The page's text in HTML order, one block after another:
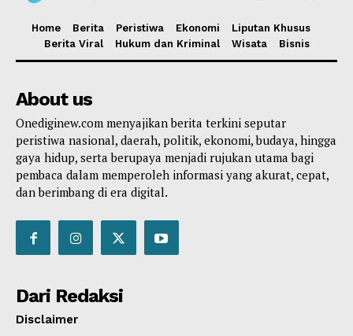
Home Berita Peristiwa Ekonomi
Liputan Khusus
Berita Viral
Hukum dan Kriminal Wisata Bisnis
About us
Onediginew.com menyajikan berita terkini seputar
peristiwa nasional, daerah, politik, ekonomi, budaya, hingga
gaya hidup, serta berupaya menjadi rujukan utama bagi
pembaca dalam memperoleh informasi yang akurat, cepat,
dan berimbang di era digital.
Dari Redaksi
Disclaimer